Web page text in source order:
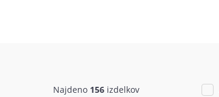
Najdeno 156 izdelkov